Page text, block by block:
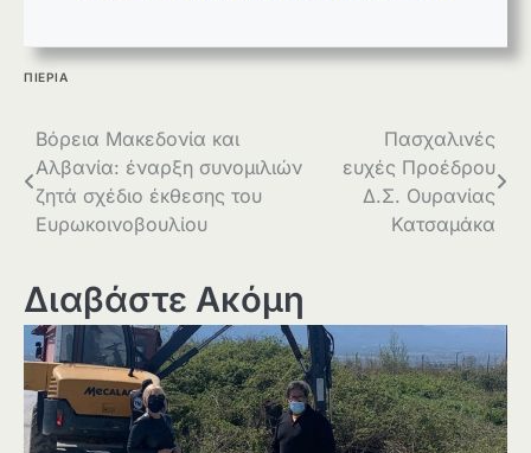
ΠΙΕΡΙΑ
Πλοήγηση
άρθρων
Βόρεια Μακεδονία και
Αλβανία: έναρξη συνομιλιών
ζητά σχέδιο έκθεσης του
Ευρωκοινοβουλίου
Πασχαλινές
ευχές Προέδρου
Δ.Σ. Ουρανίας
Κατσαμάκα
Διαβάστε Ακόμη